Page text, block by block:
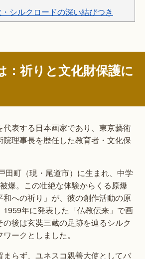
シルクロードの深い結びつき
：祈りと文化財保護に
表する日本画家であり、東京藝術
院理事長を歴任した教育者・文化保
田町（現・尾道市）に生まれ、中学
爆。この壮絶な体験からくる原爆
への祈り」が、彼の創作活動の原
年に発表した「仏教伝来」で画
後は玄奘三蔵の足跡を辿るシルク
ークとしました。
らず、ユネスコ親善大使としてバ